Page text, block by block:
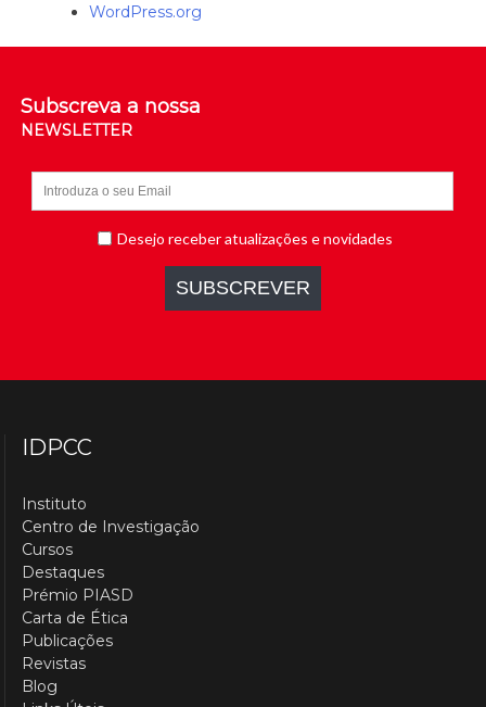
WordPress.org
Subscreva a nossa
NEWSLETTER
IDPCC
Instituto
Centro de Investigação
Cursos
Destaques
Prémio PIASD
Carta de Ética
Publicações
Revistas
Blog